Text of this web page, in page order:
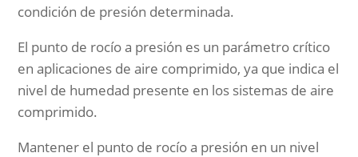
condición de presión determinada.
El punto de rocío a presión es un parámetro crítico
en aplicaciones de aire comprimido, ya que indica el
nivel de humedad presente en los sistemas de aire
comprimido.
Mantener el punto de rocío a presión en un nivel